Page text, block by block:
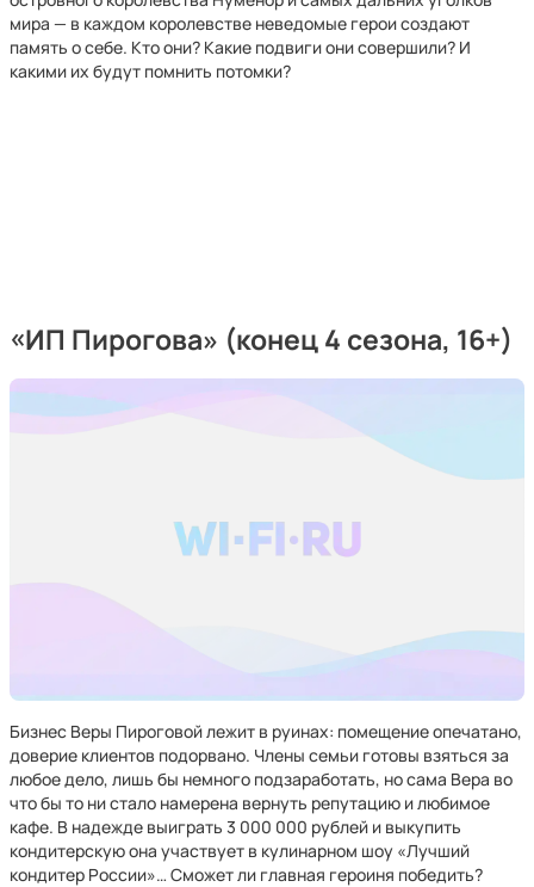
мира — в каждом королевстве неведомые герои создают
память о себе. Кто они? Какие подвиги они совершили? И
какими их будут помнить потомки?
«ИП Пирогова» (конец 4 сезона, 16+)
Бизнес Веры Пироговой лежит в руинах: помещение опечатано,
доверие клиентов подорвано. Члены семьи готовы взяться за
любое дело, лишь бы немного подзаработать, но сама Вера во
что бы то ни стало намерена вернуть репутацию и любимое
кафе. В надежде выиграть 3 000 000 рублей и выкупить
кондитерскую она участвует в кулинарном шоу «Лучший
кондитер России»… Сможет ли главная героиня победить?